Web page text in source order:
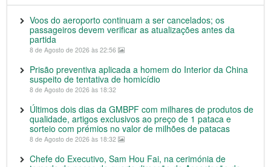
Voos do aeroporto continuam a ser cancelados; os
passageiros devem verificar as atualizações antes da
partida
8 de Agosto de 2026 às 22:56
Prisão preventiva aplicada a homem do Interior da China
suspeito de tentativa de homicídio
8 de Agosto de 2026 às 18:32
Últimos dois dias da GMBPF com milhares de produtos de
qualidade, artigos exclusivos ao preço de 1 pataca e
sorteio com prémios no valor de milhões de patacas
8 de Agosto de 2026 às 18:32
Chefe do Executivo, Sam Hou Fai, na cerimónia de